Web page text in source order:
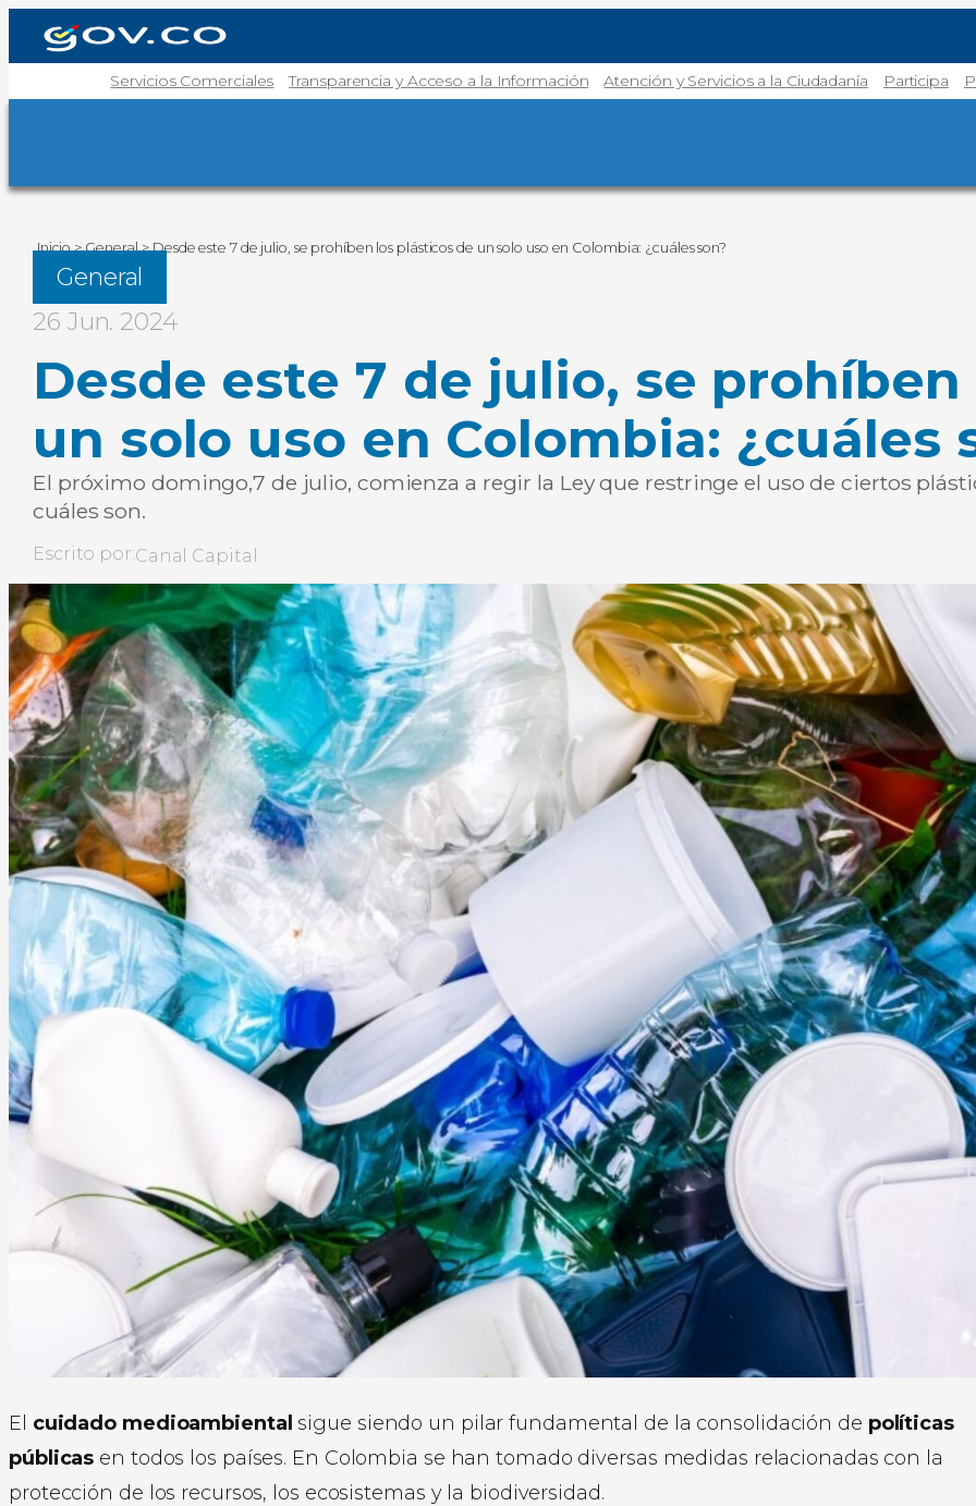
Servicios Comerciales Transparencia y Acceso a la Información Atención y Servicios a la Ciudadanía Participa
Inicio>General>Desde este 7 de julio, se prohíben los plásticos de un solo uso en Colombia: ¿cuáles son?
General
26 Jun. 2024
Desde este 7 de julio, se
un solo uso en Colombia: ¿cuáles
El próximo domingo,7 de julio, comienza a regir la Ley que restringe el uso de ciertos
cuáles son.
Escrito por:Canal Capital
El cuidado medioambiental sigue siendo un pilar fundamental de la consolidación de políticas
públicas en todos los países. En Colombia se han tomado diversas medidas relacionadas con la
protección de los recursos, los ecosistemas y la biodiversidad.